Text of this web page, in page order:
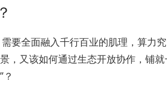
要全面融入千行百业的肌理，算力
，又该如何通过生态开放协作，铺
？